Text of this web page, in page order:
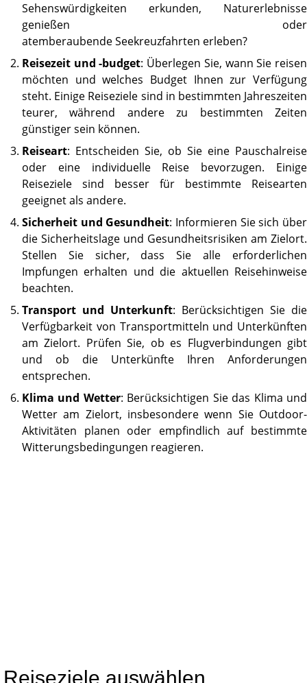
Sehenswürdigkeiten erkunden, Naturerlebnisse
genießen oder
atemberaubende Seekreuzfahrten erleben?
Reisezeit und -budget: Überlegen Sie, wann Sie reisen
möchten und welches Budget Ihnen zur Verfügung
steht. Einige Reiseziele sind in bestimmten Jahreszeiten
teurer, während andere zu bestimmten Zeiten
günstiger sein können.
Reiseart: Entscheiden Sie, ob Sie eine Pauschalreise
oder eine individuelle Reise bevorzugen. Einige
Reiseziele sind besser für bestimmte Reisearten
geeignet als andere.
Sicherheit und Gesundheit: Informieren Sie sich über
die Sicherheitslage und Gesundheitsrisiken am Zielort.
Stellen Sie sicher, dass Sie alle erforderlichen
Impfungen erhalten und die aktuellen Reisehinweise
beachten.
Transport und Unterkunft: Berücksichtigen Sie die
Verfügbarkeit von Transportmitteln und Unterkünften
am Zielort. Prüfen Sie, ob es Flugverbindungen gibt
und ob die Unterkünfte Ihren Anforderungen
entsprechen.
Klima und Wetter: Berücksichtigen Sie das Klima und
Wetter am Zielort, insbesondere wenn Sie Outdoor-
Aktivitäten planen oder empfindlich auf bestimmte
Witterungsbedingungen reagieren.
Reiseziele auswählen